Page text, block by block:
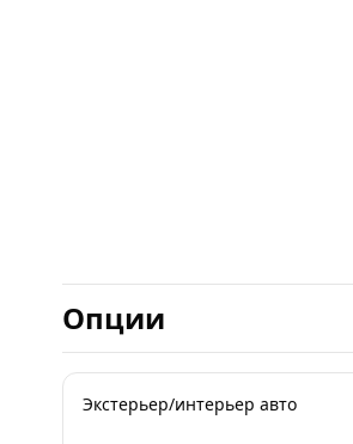
Опции
Экстерьер/интерьер авто